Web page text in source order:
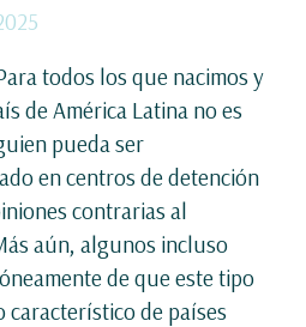
todos los que nacimos y
de América Latina no es
pueda ser
en centros de detención
contrarias al
aún, algunos incluso
de que este tipo
característico de países